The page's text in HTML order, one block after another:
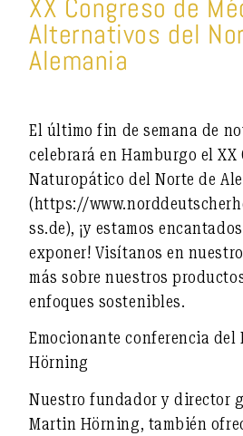
XX Congreso de
Alternativos del
Alemania
El último fin de semana de
celebrará en Hamburgo el XX
Naturopático del Norte de
(https://
ss.de), ¡y estamos
exponer! Visítanos en
más sobre nuestros
enfoques sostenibles.
Emocionante conferencia del
Hörning
Nuestro fundador y director
Martin Hörning, también